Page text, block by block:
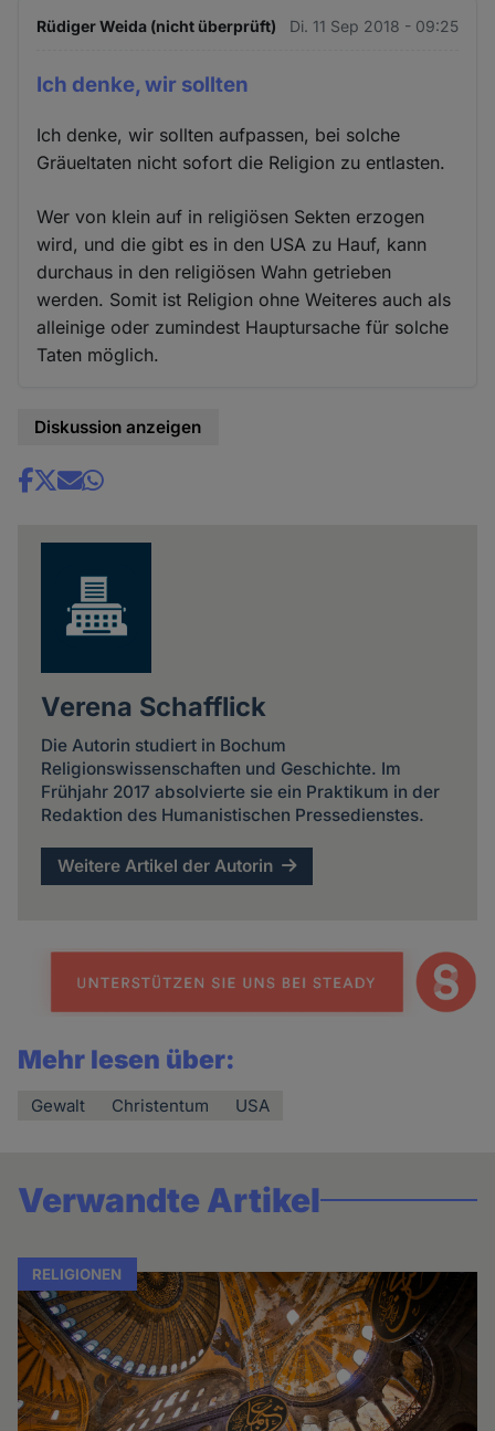
Rüdiger Weida (nicht überprüft) Di. 11 Sep 2018 - 09:25
Ich denke, wir sollten
Ich denke, wir sollten aufpassen, bei solche
Gräueltaten nicht sofort die Religion zu entlasten.
Wer von klein auf in religiösen Sekten erzogen
wird, und die gibt es in den USA zu Hauf, kann
durchaus in den religiösen Wahn getrieben
werden. Somit ist Religion ohne Weiteres auch als
alleinige oder zumindest Hauptursache für solche
Taten möglich.
Diskussion anzeigen
Share
Verena Schafflick
Die Autorin studiert in Bochum
Religionswissenschaften und Geschichte. Im
Frühjahr 2017 absolvierte sie ein Praktikum in der
Redaktion des Humanistischen Pressedienstes.
Weitere Artikel der Autorin
Mehr lesen über:
Gewalt Christentum USA
Verwandte Artikel
RELIGIONEN
Cookies